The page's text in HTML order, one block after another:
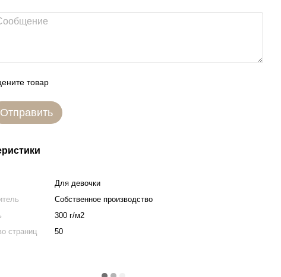
товар
Отправить
Для девочки
Собственное производство
300 г/м2
страниц
50